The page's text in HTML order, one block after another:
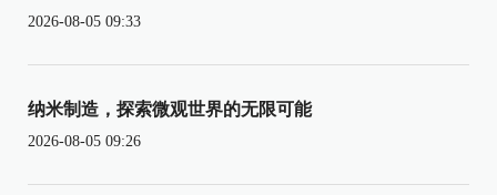
2026-08-05 09:33
纳米制造，探索微观世界的无限可能
2026-08-05 09:26